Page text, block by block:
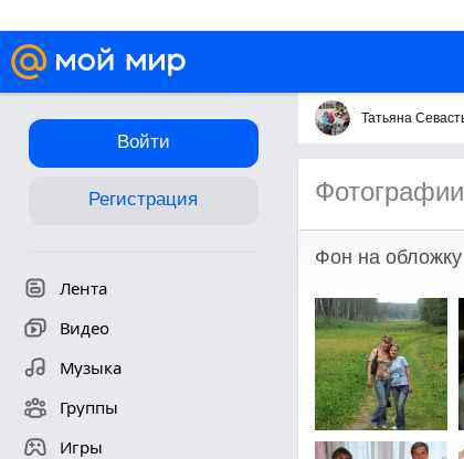
Войти
Регистрация
Лента
Видео
Музыка
Группы
Игры
Фотографии
Фон на обложку